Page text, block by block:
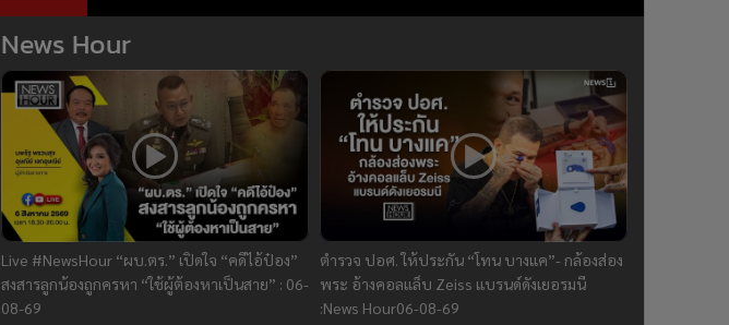
ถอนหมุดข่าว 04/08/69
News Hour
Live #NewsHour “ผบ.ตร.” เปิดใจ “คดีไอ้ป๋อง”
สงสารลูกน้องถูกครหา “ใช้ผู้ต้องหาเป็นสาย” : 06-
08-69
ตำรวจ ปอศ. ให้ประกัน “โทน บางแค”- กล้องส่อง
พระ อ้างคอลแล็บ Zeiss แบรนด์ดังเยอรมนี
:News Hour06-08-69